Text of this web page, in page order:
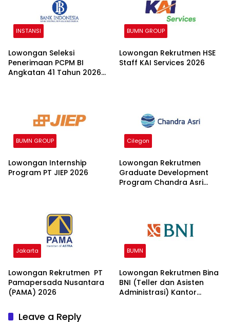
INSTANSI
Lowongan Seleksi
Penerimaan PCPM BI
Angkatan 41 Tahun 2026
BUMN GROUP
Lowongan Rekrutmen HSE
Staff KAI Services 2026
BUMN GROUP
Lowongan Internship
Program PT JIEP 2026
Cilegon
Lowongan Rekrutmen
Graduate Development
Program Chandra Asri
Jakarta
Lowongan Rekrutmen PT
Pamapersada Nusantara
(PAMA) 2026
BUMN
Lowongan Rekrutmen Bina
BNI (Teller dan Asisten
Administrasi) Kantor
Leave a Reply